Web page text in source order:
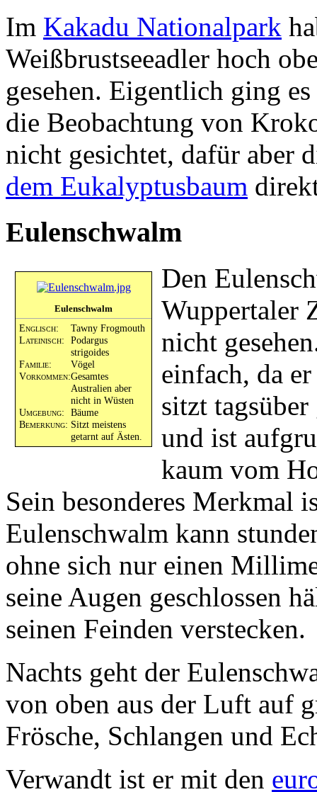
Im Kakadu Nationalpark
Weißbrustseeadler hoch
gesehen. Eigentlich ging
die Beobachtung von
nicht gesichtet, dafür aber
dem Eukalyptusbaum
Eulenschwalm
Eulenschwalm
Englisch:
Tawny Frogmouth
Lateinisch:
Podargus
strigoides
Familie:
Vögel
Vorkommen:Gesamtes
Australien aber
nicht in Wüsten
Umgebung:
Bäume
Bemerkung: Sitzt meistens
getarnt auf Ästen.
Den
Wuppertaler
nicht
einfach, da
sitzt
und ist
kaum vom
Sein besonderes Merkmal
Eulenschwalm kann
ohne sich nur einen
seine Augen geschlossen
seinen Feinden verstecken.
Nachts geht der
von oben aus der Luft auf
Frösche, Schlangen und
Verwandt ist er mit den